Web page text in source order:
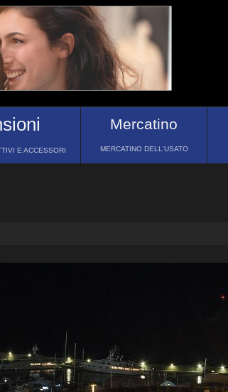
E ACCESSORI
Mercatino
MERCATINO DELL'USATO